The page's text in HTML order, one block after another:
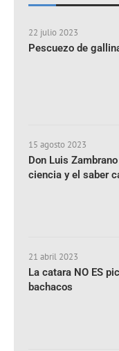
22 julio 2023
Pescuezo de
15 agosto 2023
Don Luis
ciencia y el saber
21 abril 2023
La catara NO ES
bachacos